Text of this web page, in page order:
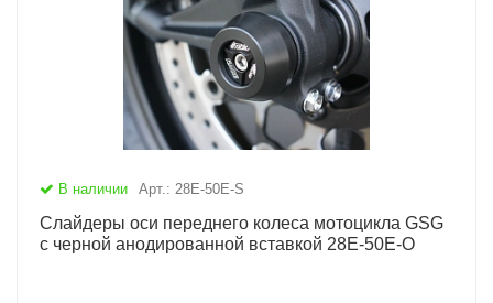
В наличии Арт.: 28E-50E-S
Слайдеры оси переднего колеса мотоцикла GSG
с черной анодированной вставкой 28E-50E-O